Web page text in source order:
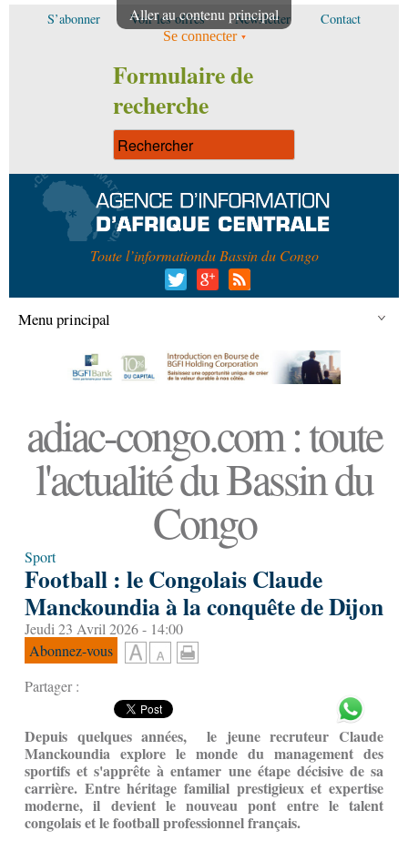
Aller au contenu principal
S’abonner Voir les offres Newsletter Contact
Se connecter
Formulaire de
recherche
Toute l’informationdu Bassin du Congo
Menu principal
adiac-congo.com : toute
l'actualité du Bassin du
Congo
Sport
Football : le Congolais Claude
Manckoundia à la conquête de Dijon
Jeudi 23 Avril 2026 - 14:00
Abonnez-vous
Partager :
Depuis quelques années, le jeune recruteur Claude
Manckoundia explore le monde du management des
sportifs et s'apprête à entamer une étape décisive de sa
carrière. Entre héritage familial prestigieux et expertise
moderne, il devient le nouveau pont entre le talent
congolais et le football professionnel français.